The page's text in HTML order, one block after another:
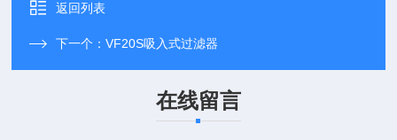
返回列表
下一个：VF20S吸入式过滤器
在线留言